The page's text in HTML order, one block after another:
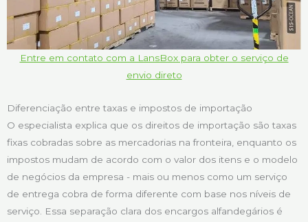
Entre em contato com a LansBox para obter o serviço de
envio direto
Diferenciação entre taxas e impostos de importação
O especialista explica que os direitos de importação são taxas
fixas cobradas sobre as mercadorias na fronteira, enquanto os
impostos mudam de acordo com o valor dos itens e o modelo
de negócios da empresa - mais ou menos como um serviço
de entrega cobra de forma diferente com base nos níveis de
serviço. Essa separação clara dos encargos alfandegários é